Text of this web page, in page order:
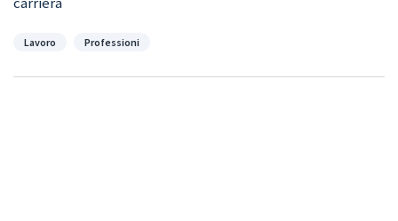
Categorie
Lavoro Professioni